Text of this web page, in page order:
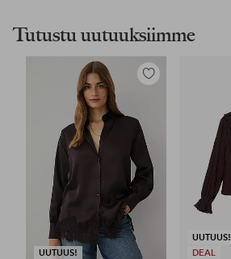
Tutustu uutuuksiimme
UUTUUS!
Lisää
UUTUUS!
DEAL